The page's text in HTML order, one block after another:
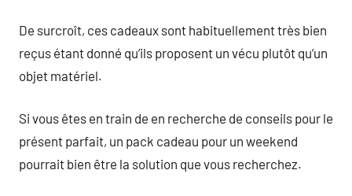
De surcroît, ces cadeaux sont habituellement très bien
reçus étant donné qu’ils proposent un vécu plutôt qu’un
objet matériel.
Si vous êtes en train de en recherche de conseils pour le
présent parfait, un pack cadeau pour un weekend
pourrait bien être la solution que vous recherchez.